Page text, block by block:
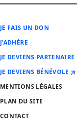
JE FAIS UN DON
J'ADHÈRE
JE DEVIENS PARTENAIRE
JE DEVIENS BÉNÉVOLE
MENTIONS LÉGALES
PLAN DU SITE
CONTACT